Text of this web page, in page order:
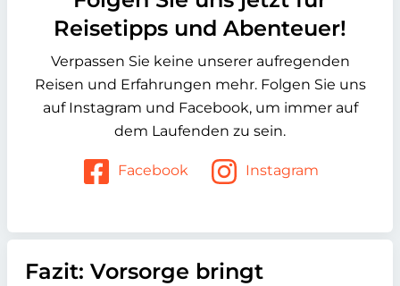
Reisetipps und Abenteuer!
Verpassen Sie keine unserer aufregenden
Reisen und Erfahrungen mehr. Folgen Sie uns
auf Instagram und Facebook, um immer auf
dem Laufenden zu sein.
Facebook Instagram
Fazit: Vorsorge bringt